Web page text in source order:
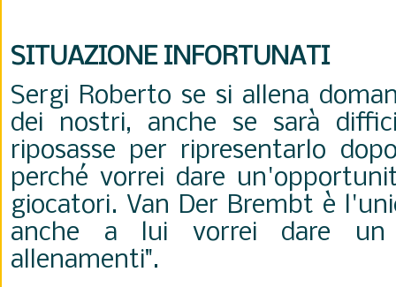
SITUAZIONE INFORTUNATI
Sergi Roberto se si allena
dei nostri, anche se sarà
riposasse per ripresentarlo
perché vorrei dare
giocatori. Van Der Brembt è
anche a lui vorrei dare
allenamenti".